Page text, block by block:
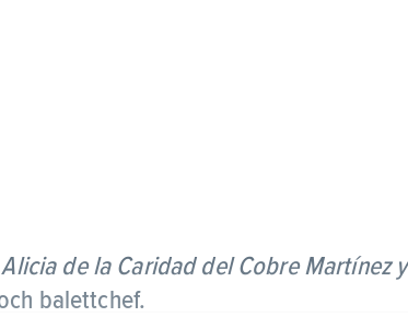
Alicia de la Caridad del Cobre Martínez
balettchef.